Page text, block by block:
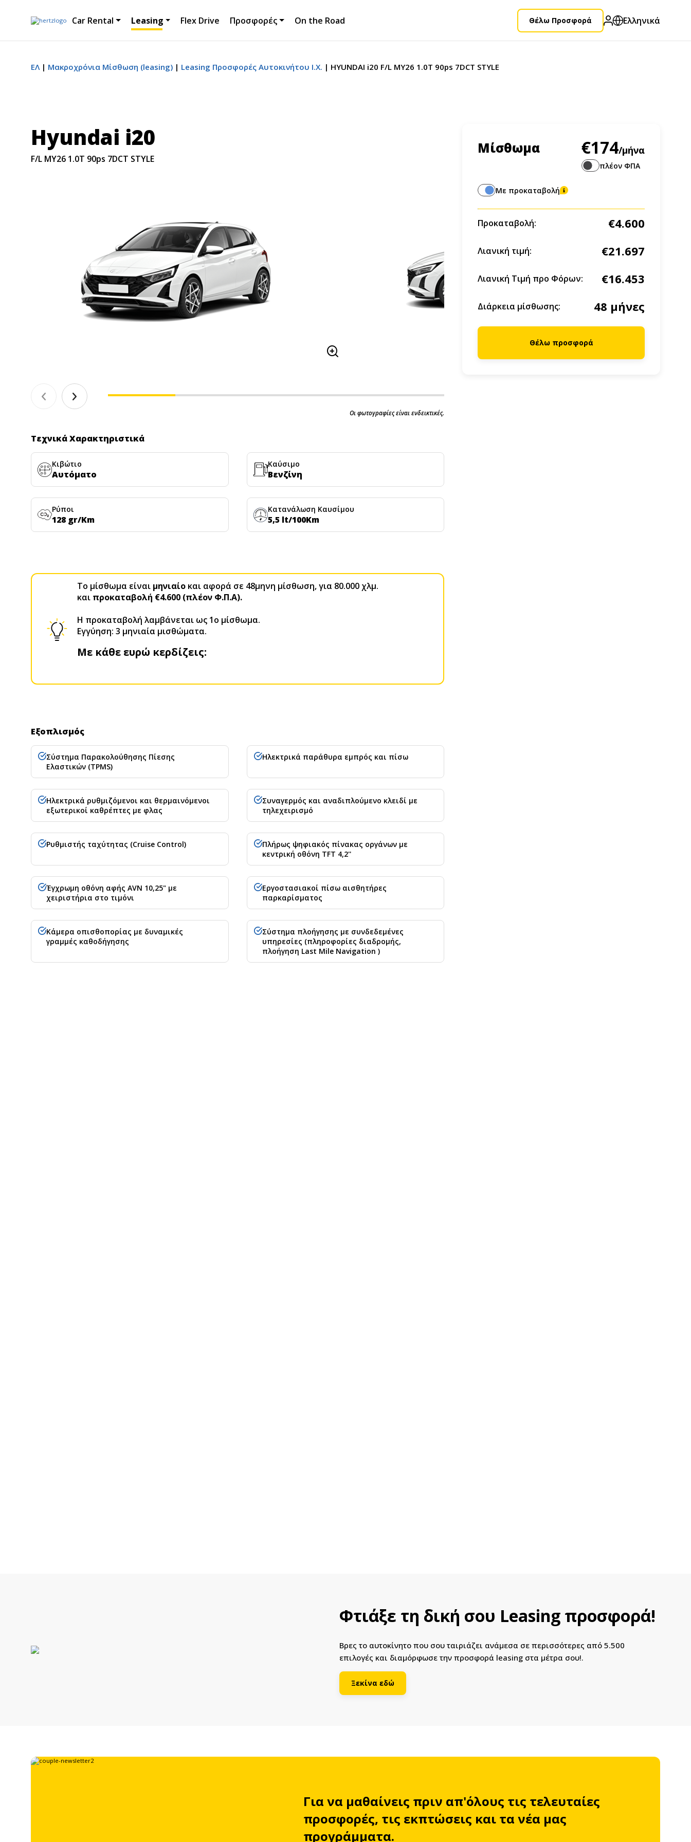
Car Rental Leasing Flex Drive Προσφορές On the Road Θέλω Προσφορά Ελληνικά
ΕΛ Μακροχρόνια Μίσθωση (leasing) Leasing Προσφορές Αυτοκινήτου Ι.Χ. HYUNDAI i20 F/L MY26 1.0T 90ps 7DCT STYLE
Hyundai i20
F/L MY26 1.0T 90ps 7DCT STYLE
Οι φωτογραφίες είναι ενδεικτικές.
Τεχνικά Χαρακτηριστικά
Κιβώτιο
Αυτόματο
Καύσιμο
Βενζίνη
Ρύποι
128 gr/Km
Κατανάλωση Καυσίμου
5,5 lt/100Km
Το μίσθωμα είναι μηνιαίο και αφορά σε 48μηνη μίσθωση, για 80.000 χλμ.
και προκαταβολή €4.600 (πλέον Φ.Π.Α).
H προκαταβολή λαμβάνεται ως 1ο μίσθωμα.
Εγγύηση: 3 μηνιαία μισθώματα.
Με κάθε ευρώ κερδίζεις:
Εξοπλισμός
Σύστημα Παρακολούθησης Πίεσης
Ελαστικών (TPMS)
Ηλεκτρικά παράθυρα εμπρός και πίσω
Ηλεκτρικά ρυθμιζόμενοι και θερμαινόμενοι
εξωτερικοί καθρέπτες με φλας
Συναγερμός και αναδιπλούμενο κλειδί με
τηλεχειρισμό
Ρυθμιστής ταχύτητας (Cruise Control)
Πλήρως ψηφιακός πίνακας οργάνων με
κεντρική οθόνη TFT 4,2''
Έγχρωμη οθόνη αφής AVN 10,25" με
χειριστήρια στο τιμόνι
Εργοστασιακοί πίσω αισθητήρες
παρκαρίσματος
Κάμερα οπισθοπορίας με δυναμικές
γραμμές καθοδήγησης
Σύστημα πλοήγησης με συνδεδεμένες
υπηρεσίες (πληροφορίες διαδρομής,
πλοήγηση Last Mile Navigation )
Μίσθωμα €174/μήνα
πλέον ΦΠΑ
Με προκαταβολή
Προκαταβολή: €4.600
Λιανική τιμή: €21.697
Λιανική Τιμή προ Φόρων: €16.453
Διάρκεια μίσθωσης: 48 μήνες
Θέλω προσφορά
Φτιάξε τη δική σου Leasing προσφορά!
Βρες το αυτοκίνητο που σου ταιριάζει ανάμεσα σε περισσότερες από 5.500
επιλογές και διαμόρφωσε την προσφορά leasing στα μέτρα σου!.
Ξεκίνα εδώ
Για να μαθαίνεις πριν απ'όλους τις τελευταίες
προσφορές, τις εκπτώσεις και τα νέα μας
προγράμματα.